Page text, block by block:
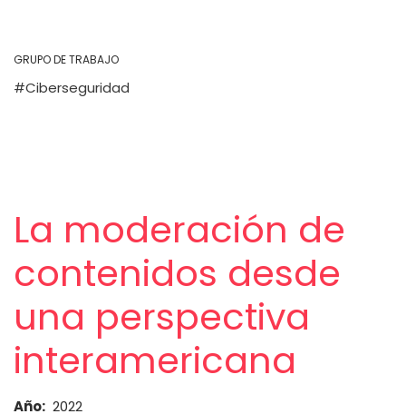
GRUPO DE TRABAJO
Ciberseguridad
La moderación de
contenidos desde
una perspectiva
interamericana
Año 2022